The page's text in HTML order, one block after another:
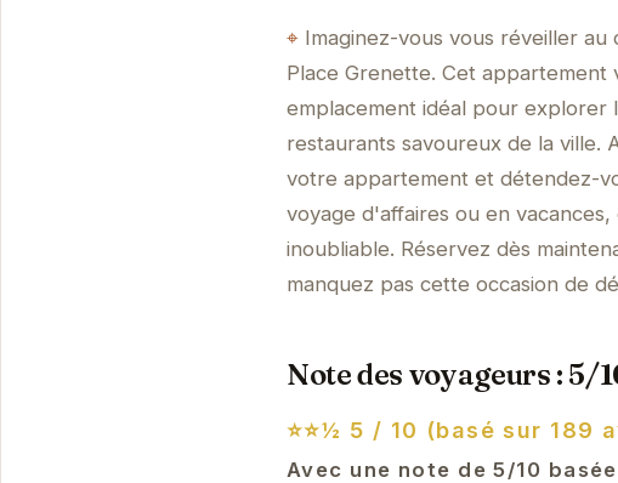
Imaginez-vous vous réveiller
Place Grenette. Cet
emplacement idéal pour explorer
restaurants savoureux de la
votre appartement et détendez-
voyage d'affaires ou en
inoubliable. Réservez dès
manquez pas cette occasion de
Note des voyageurs : 5/
⭐⭐½ 5 / 10 (basé sur 189
Avec une note de 5/10